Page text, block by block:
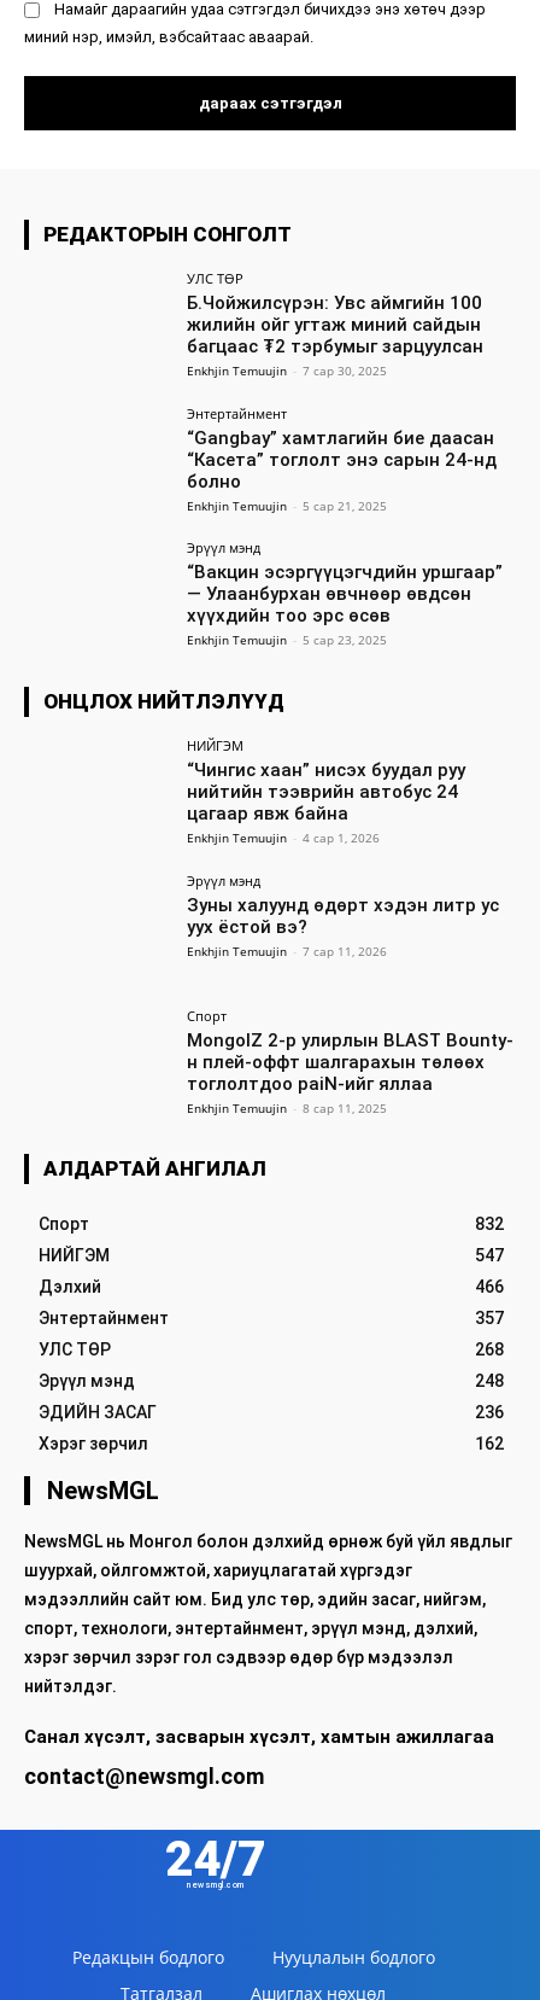
Намайг дараагийн удаа сэтгэгдэл бичихдээ энэ хөтөч дээр
миний нэр, имэйл, вэбсайтаас аваарай.
РЕДАКТОРЫН СОНГОЛТ
УЛС ТӨР
Б.Чойжилсүрэн: Увс аймгийн 100
жилийн ойг угтаж миний сайдын
багцаас ₮2 тэрбумыг зарцуулсан
Enkhjin Temuujin - 7 сар 30, 2025
Энтертайнмент
“Gangbay” хамтлагийн бие даасан
“Касета” тоглолт энэ сарын 24-нд
болно
Enkhjin Temuujin - 5 сар 21, 2025
Эрүүл мэнд
“Вакцин эсэргүүцэгчдийн уршгаар”
— Улаанбурхан өвчнөөр өвдсөн
хүүхдийн тоо эрс өсөв
Enkhjin Temuujin - 5 сар 23, 2025
ОНЦЛОХ НИЙТЛЭЛҮҮД
НИЙГЭМ
“Чингис хаан” нисэх буудал руу
нийтийн тээврийн автобус 24
цагаар явж байна
Enkhjin Temuujin - 4 сар 1, 2026
Эрүүл мэнд
Зуны халуунд өдөрт хэдэн литр ус
уух ёстой вэ?
Enkhjin Temuujin - 7 сар 11, 2026
Спорт
MongolZ 2-р улирлын BLAST Bounty-
н плей-оффт шалгарахын төлөөх
тоглолтдоо paiN-ийг яллаа
Enkhjin Temuujin - 8 сар 11, 2025
АЛДАРТАЙ АНГИЛАЛ
Спорт
832
НИЙГЭМ
547
Дэлхий
466
Энтертайнмент
357
УЛС ТӨР
268
Эрүүл мэнд
248
ЭДИЙН ЗАСАГ
236
Хэрэг зөрчил
162
NewsMGL
NewsMGL нь Монгол болон дэлхийд өрнөж буй үйл явдлыг
шуурхай, ойлгомжтой, хариуцлагатай хүргэдэг
мэдээллийн сайт юм. Бид улс төр, эдийн засаг, нийгэм,
спорт, технологи, энтертайнмент, эрүүл мэнд, дэлхий,
хэрэг зөрчил зэрэг гол сэдвээр өдөр бүр мэдээлэл
нийтэлдэг.
Санал хүсэлт, засварын хүсэлт, хамтын ажиллагаа
contact@newsmgl.com
24/7
newsmgl.com
Редакцын бодлого
Нууцлалын бодлого
Татгалзал
Ашиглах нөхцөл